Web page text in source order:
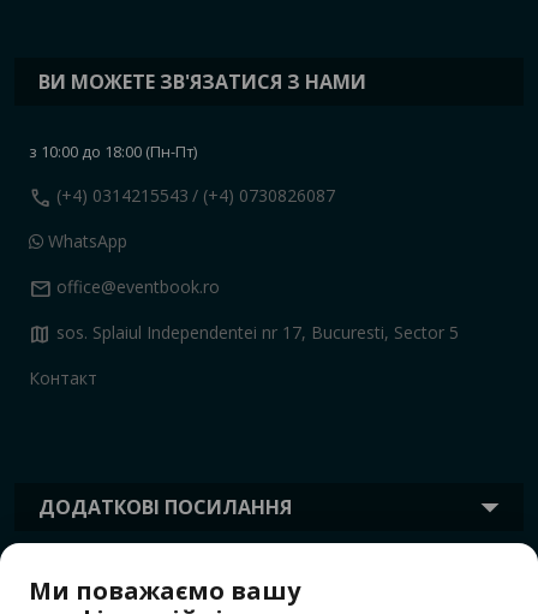
ДОДАТКОВІ ПОСИЛАННЯ
ІНФОРМАЦІЯ
ВИ МОЖЕТЕ ЗВ'ЯЗАТИСЯ З НАМИ
з 10:00 до 18:00 (Пн-Пт)
call (+4) 0314215543 / (+4) 0730826087
WhatsApp
mail office@eventbook.ro
map sos. Splaiul Independentei nr 17, Bucuresti, Sector 5
Контакт
Ми поважаємо вашу